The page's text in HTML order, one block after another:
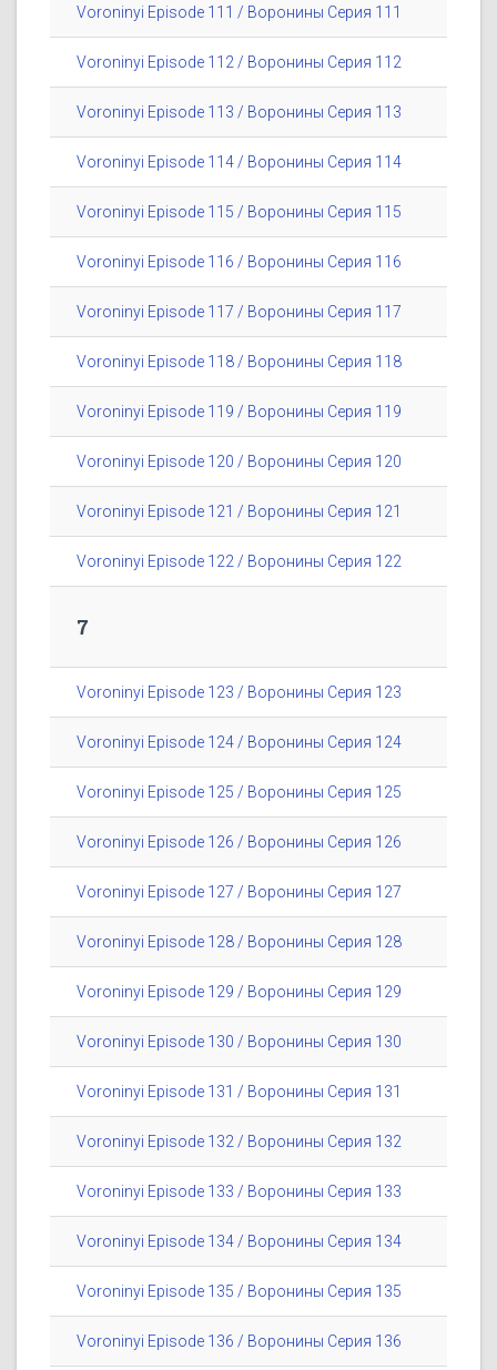
Voroninyi Episode 111 / Воронины Серия 111
Voroninyi Episode 112 / Воронины Серия 112
Voroninyi Episode 113 / Воронины Серия 113
Voroninyi Episode 114 / Воронины Серия 114
Voroninyi Episode 115 / Воронины Серия 115
Voroninyi Episode 116 / Воронины Серия 116
Voroninyi Episode 117 / Воронины Серия 117
Voroninyi Episode 118 / Воронины Серия 118
Voroninyi Episode 119 / Воронины Серия 119
Voroninyi Episode 120 / Воронины Серия 120
Voroninyi Episode 121 / Воронины Серия 121
Voroninyi Episode 122 / Воронины Серия 122
7
Voroninyi Episode 123 / Воронины Серия 123
Voroninyi Episode 124 / Воронины Серия 124
Voroninyi Episode 125 / Воронины Серия 125
Voroninyi Episode 126 / Воронины Серия 126
Voroninyi Episode 127 / Воронины Серия 127
Voroninyi Episode 128 / Воронины Серия 128
Voroninyi Episode 129 / Воронины Серия 129
Voroninyi Episode 130 / Воронины Серия 130
Voroninyi Episode 131 / Воронины Серия 131
Voroninyi Episode 132 / Воронины Серия 132
Voroninyi Episode 133 / Воронины Серия 133
Voroninyi Episode 134 / Воронины Серия 134
Voroninyi Episode 135 / Воронины Серия 135
Voroninyi Episode 136 / Воронины Серия 136